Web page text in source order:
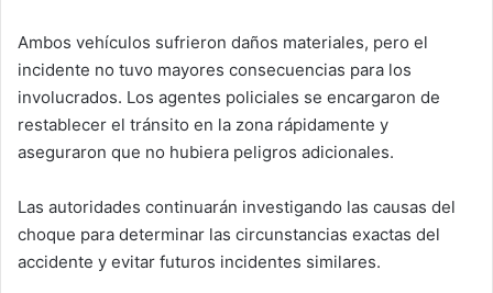
Ambos vehículos sufrieron daños materiales, pero el
incidente no tuvo mayores consecuencias para los
involucrados. Los agentes policiales se encargaron de
restablecer el tránsito en la zona rápidamente y
aseguraron que no hubiera peligros adicionales.
Las autoridades continuarán investigando las causas del
choque para determinar las circunstancias exactas del
accidente y evitar futuros incidentes similares.